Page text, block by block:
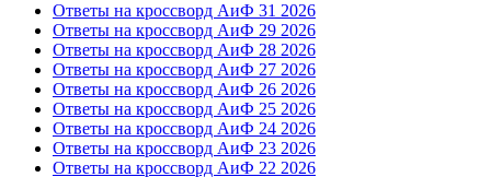
Ответы на кроссворд АиФ 31 2026
Ответы на кроссворд АиФ 29 2026
Ответы на кроссворд АиФ 28 2026
Ответы на кроссворд АиФ 27 2026
Ответы на кроссворд АиФ 26 2026
Ответы на кроссворд АиФ 25 2026
Ответы на кроссворд АиФ 24 2026
Ответы на кроссворд АиФ 23 2026
Ответы на кроссворд АиФ 22 2026